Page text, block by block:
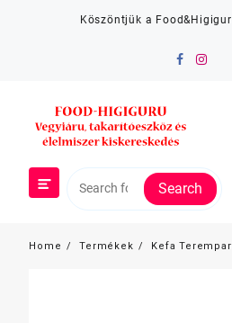
Köszöntjük a
Search
Home Termékek Kefa